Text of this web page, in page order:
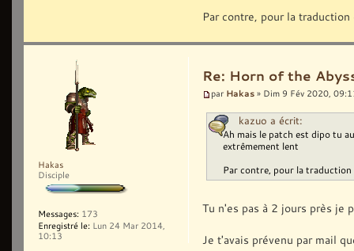
Par contre, pour la
Re: Horn of the
par Hakas » Dim 9 Fév 2020,
kazuo a écrit:
Ah mais le patch est dipo tu
extrêmement lent
Par contre, pour la traduction
Tu n'es pas à 2 jours près je
Je t'avais prévenu par mail
Hakas
Disciple
Messages: 173
Enregistré le: Lun 24 Mar 2014,
10:13